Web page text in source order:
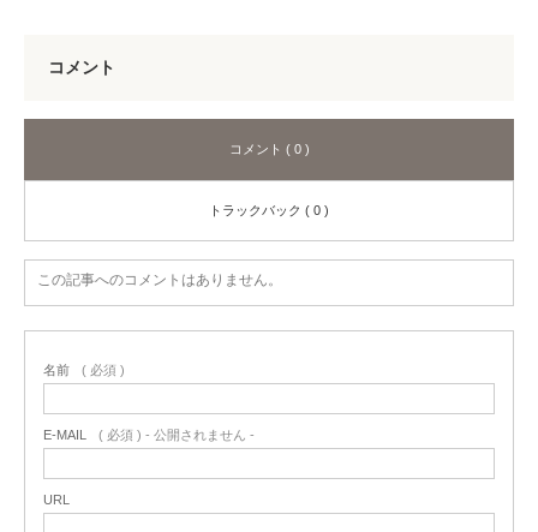
コメント
コメント ( 0 )
トラックバック ( 0 )
この記事へのコメントはありません。
名前 ( 必須 )
E-MAIL ( 必須 ) - 公開されません -
URL